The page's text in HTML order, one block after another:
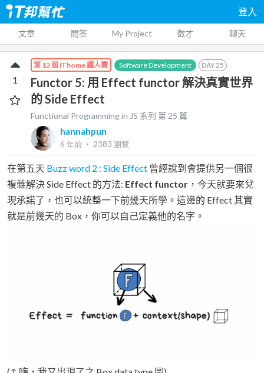
登入
文章 問答 My Project 徵才 聊天
第 12 屆 iThome 鐵人賽 Software Development DAY25
Functor 5: 用 Effect functor 解決真實世界
的 Side Effect
Functional Programming in JS 系列 第25 篇
hannahpun
6 年前 ‧ 2383 瀏覽
1
在第五天 Buzz word 2 : Side Effect 曾經說到會提供另一個很
複雜解決 Side Effect 的方法: Effect functor ，今天就要來兌
現承諾了，也可以統整一下前幾天所學。這邊的 Effect 其實
就是前幾天的 Box，你可以自己定義他的名字。